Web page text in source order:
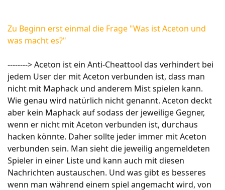
Zu Beginn erst einmal die Frage "Was ist Aceton und
was macht es?"
--------> Aceton ist ein Anti-Cheattool das verhindert bei
jedem User der mit Aceton verbunden ist, dass man
nicht mit Maphack und anderem Mist spielen kann.
Wie genau wird natürlich nicht genannt. Aceton deckt
aber kein Maphack auf sodass der jeweilige Gegner,
wenn er nicht mit Aceton verbunden ist, durchaus
hacken könnte. Daher sollte jeder immer mit Aceton
verbunden sein. Man sieht die jeweilig angemeldeten
Spieler in einer Liste und kann auch mit diesen
Nachrichten austauschen. Und was gibt es besseres
wenn man während einem spiel angemacht wird, von